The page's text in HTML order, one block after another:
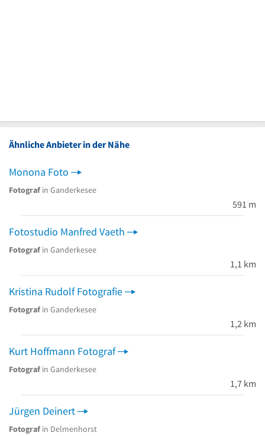
Ähnliche Anbieter in der Nähe
Monona Foto
Fotograf in Ganderkesee
591 m
Fotostudio Manfred Vaeth
Fotograf in Ganderkesee
1,1 km
Kristina Rudolf Fotografie
Fotograf in Ganderkesee
1,2 km
Kurt Hoffmann Fotograf
Fotograf in Ganderkesee
1,7 km
Jürgen Deinert
Fotograf in Delmenhorst